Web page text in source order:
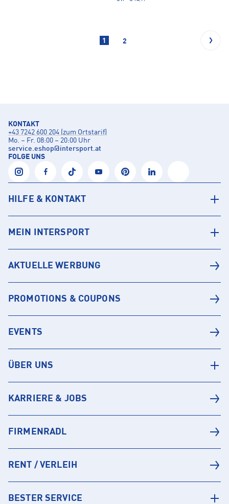
1 2
KONTAKT
+43 7242 600 204 (zum Ortstarif)
Mo. – Fr. 08:00 – 20:00 Uhr
service.eshop@intersport.at
FOLGE UNS
HILFE & KONTAKT
MEIN INTERSPORT
AKTUELLE WERBUNG
PROMOTIONS & COUPONS
EVENTS
ÜBER UNS
KARRIERE & JOBS
FIRMENRADL
RENT / VERLEIH
BESTER SERVICE